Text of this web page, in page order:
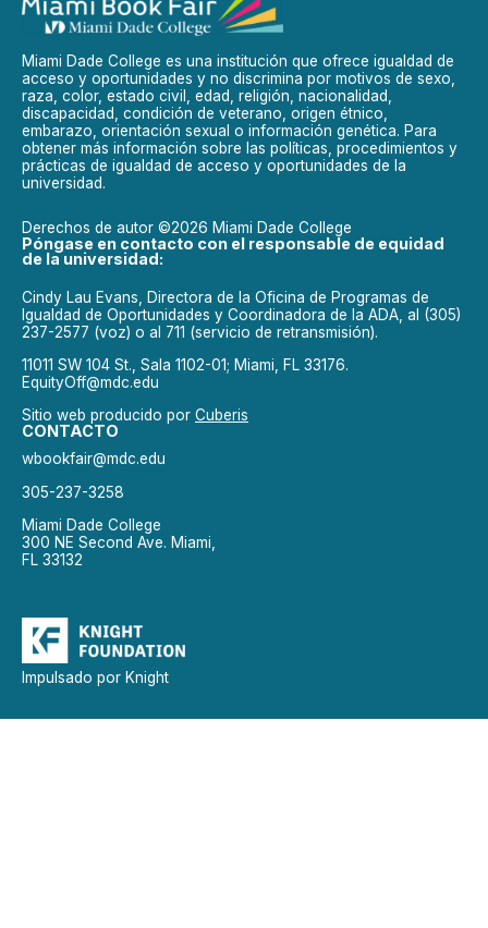
Miami Dade College es una institución que ofrece igualdad de
acceso y oportunidades y no discrimina por motivos de sexo,
raza, color, estado civil, edad, religión, nacionalidad,
discapacidad, condición de veterano, origen étnico,
embarazo, orientación sexual o información genética. Para
obtener más información sobre las políticas, procedimientos y
prácticas de igualdad de acceso y oportunidades de la
universidad.
Derechos de autor ©2026 Miami Dade College
Póngase en contacto con el responsable de equidad
de la universidad:
Cindy Lau Evans, Directora de la Oficina de Programas de
Igualdad de Oportunidades y Coordinadora de la ADA, al (305)
237-2577 (voz) o al 711 (servicio de retransmisión).
11011 SW 104 St., Sala 1102-01; Miami, FL 33176.
EquityOff@mdc.edu
Sitio web producido por Cuberis
CONTACTO
wbookfair@mdc.edu
305-237-3258
Miami Dade College
300 NE Second Ave. Miami,
FL 33132
Impulsado por Knight